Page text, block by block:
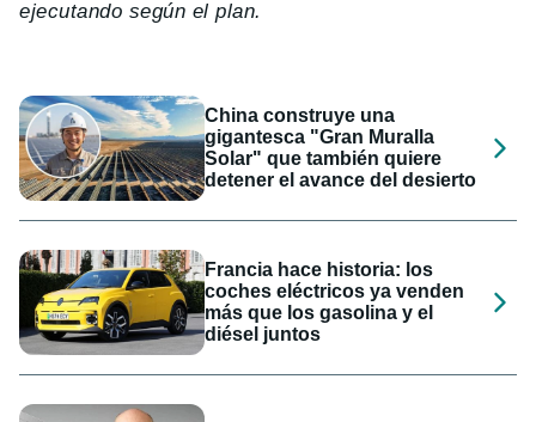
ejecutando según el plan.
China construye una
gigantesca "Gran Muralla
Solar" que también quiere
detener el avance del desierto
Francia hace historia: los
coches eléctricos ya venden
más que los gasolina y el
diésel juntos